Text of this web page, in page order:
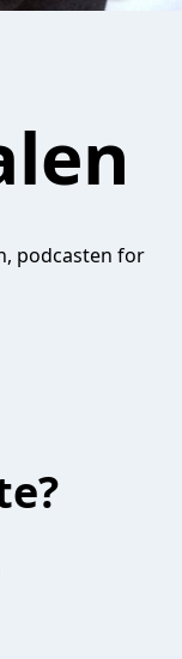
podcasten for